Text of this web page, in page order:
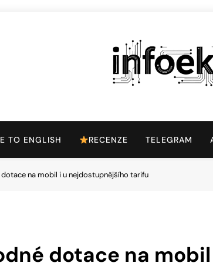
Infoek.cz
TO ENGLISH RECENZE TELEGRAM
na mobil i u nejdostupnějšího tarifu
dotace na